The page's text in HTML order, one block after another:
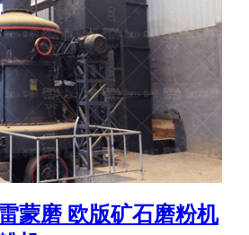
蒙磨 欧版矿石磨粉机